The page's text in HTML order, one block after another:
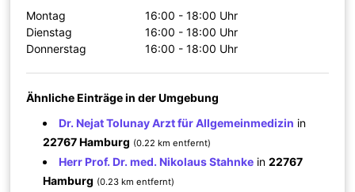
Montag
16:00 - 18:00 Uhr
Dienstag
16:00 - 18:00 Uhr
Donnerstag
16:00 - 18:00 Uhr
Ähnliche Einträge in der Umgebung
Dr. Nejat Tolunay Arzt für Allgemeinmedizin in
22767 Hamburg (0.22 km entfernt)
Herr Prof. Dr. med. Nikolaus Stahnke in22767
Hamburg (0.23 km entfernt)